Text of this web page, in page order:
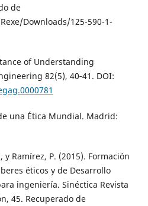
de
Downloads/125-590-1-
of Understanding
82(5), 40‑41. DOI:
una Ética Mundial. Madrid:
Ramírez, P. (2015). Formación
éticos y de Desarrollo
ingeniería. Sinéctica Revista
45. Recuperado de